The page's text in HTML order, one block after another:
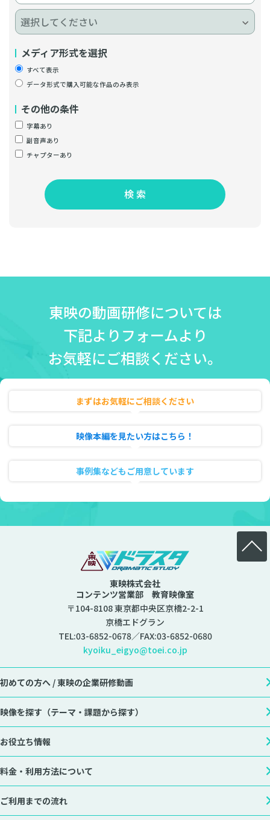
メディア形式を選択
すべて表示
データ形式で購入可能な作品のみ表示
その他の条件
字幕あり
副音声あり
チャプターあり
検 索
東映の動画研修については
下記よりフォームより
お気軽にご相談ください。
まずはお気軽にご相談ください
映像本編を見たい方はこちら！
事例集などもご用意しています
東映株式会社
コンテンツ営業部 教育映像室
〒104-8108 東京都中央区京橋2-2-1
京橋エドグラン
TEL:03-6852-0678／FAX:03-6852-0680
kyoiku_eigyo@toei.co.jp
初めての方へ /東映の企業研修動画
映像を探す （テーマ・課題から探す）
お役立ち情報
料金・利用方法について
ご利用までの流れ